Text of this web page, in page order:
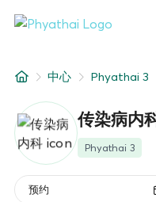
关于我们
医院分院
中心 Phyathai 3
传染病内
Phyathai 3
预约